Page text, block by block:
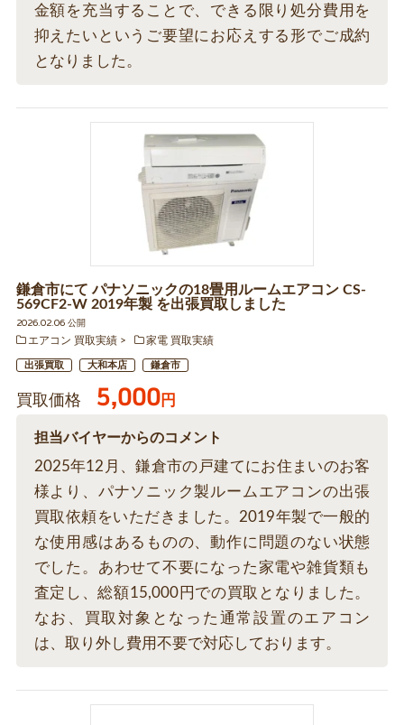
金額を充当することで、できる限り処分費用を
抑えたいというご要望にお応えする形でご成約
となりました。
鎌倉市にて パナソニックの18畳用ルームエアコン CS-
569CF2-W 2019年製 を出張買取しました
2026.02.06 公開
エアコン 買取実績
家電 買取実績
出張買取 大和本店 鎌倉市
買取価格 5,000円
担当バイヤーからのコメント
2025年12月、鎌倉市の戸建てにお住まいのお客
様より、パナソニック製ルームエアコンの出張
買取依頼をいただきました。2019年製で一般的
な使用感はあるものの、動作に問題のない状態
でした。あわせて不要になった家電や雑貨類も
査定し、総額15,000円での買取となりました。
なお、買取対象となった通常設置のエアコン
は、取り外し費用不要で対応しております。